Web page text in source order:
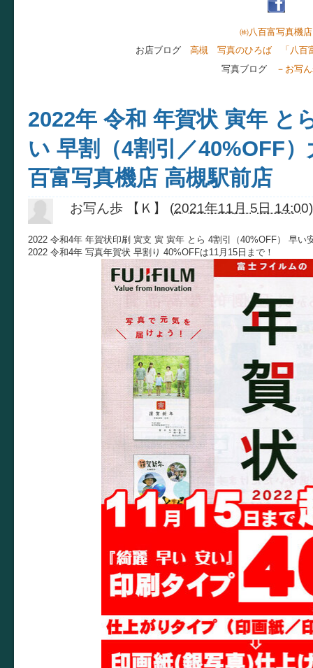
㈱八百富写真機店
お店ブログ 高槻 写真のひろば 「八百
写真ブログ
－お写
2022年 令和 年賀状 寅年 と
い 早割（4割引／40%OFF
百富写真機店 高槻駅前店
お写ん歩 【Ｋ】 (2021年11月 5日 14:00)
2022 令和4年 年賀状印刷 寅支 寅 寅年 とら 4割引（40%OFF） 早い
2022 令和4年 写真年賀状 早割り 40%OFFは11月15日まで！